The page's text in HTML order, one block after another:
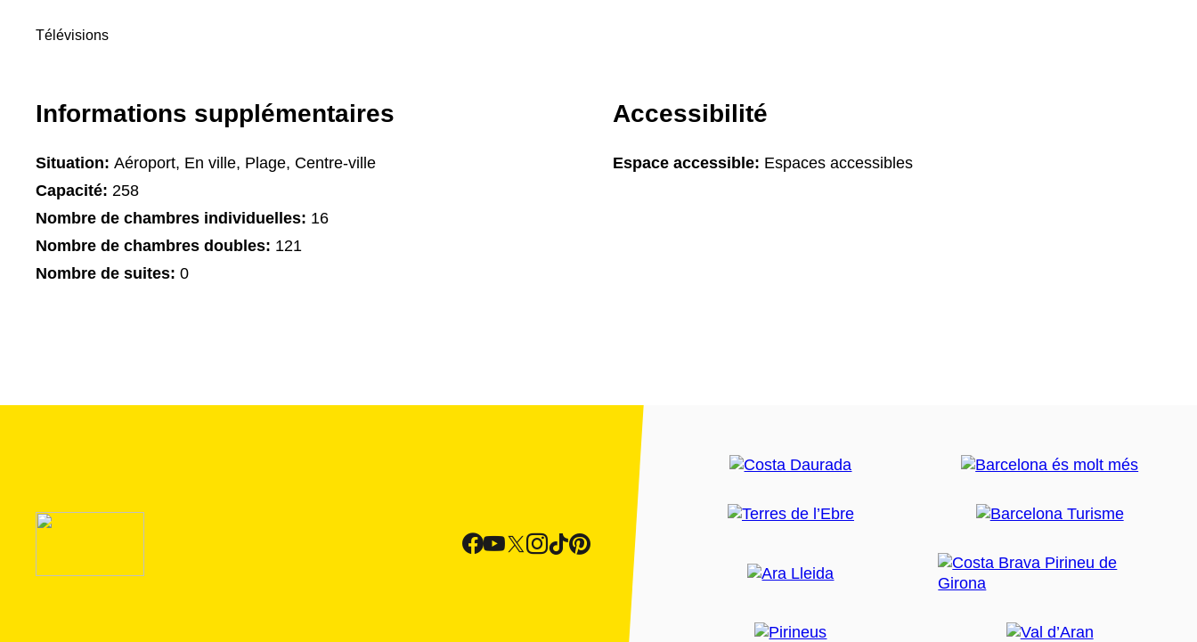
Télévisions
Informations supplémentaires
Situation: Aéroport, En ville, Plage, Centre-ville
Capacité: 258
Nombre de chambres individuelles: 16
Nombre de chambres doubles: 121
Nombre de suites: 0
Accessibilité
Espace accessible: Espaces accessibles